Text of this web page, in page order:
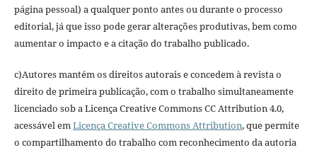
página pessoal) a qualquer ponto antes ou durante o processo
editorial, já que isso pode gerar alterações produtivas, bem como
aumentar o impacto e a citação do trabalho publicado.
c)Autores mantém os direitos autorais e concedem à revista o
direito de primeira publicação, com o trabalho simultaneamente
licenciado sob a Licença Creative Commons CC Attribution 4.0,
acessável emLicença Creative Commons Attribution, que permite
o compartilhamento do trabalho com reconhecimento da autoria